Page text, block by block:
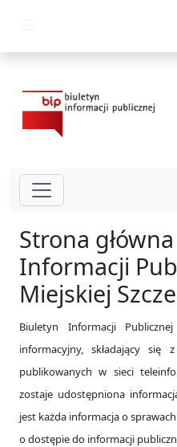
Strona
Informacji
Miejskiej
Biuletyn Informacji
informacyjny, składający się
publikowanych w sieci
zostaje udostępniona
jest każda informacja o
o dostępie do informacji